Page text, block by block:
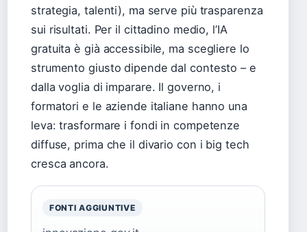
strategia, talenti), ma serve più trasparenza
sui risultati. Per il cittadino medio, l’IA
gratuita è già accessibile, ma scegliere lo
strumento giusto dipende dal contesto – e
dalla voglia di imparare. Il governo, i
formatori e le aziende italiane hanno una
leva: trasformare i fondi in competenze
diffuse, prima che il divario con i big tech
cresca ancora.
FONTI AGGIUNTIVE